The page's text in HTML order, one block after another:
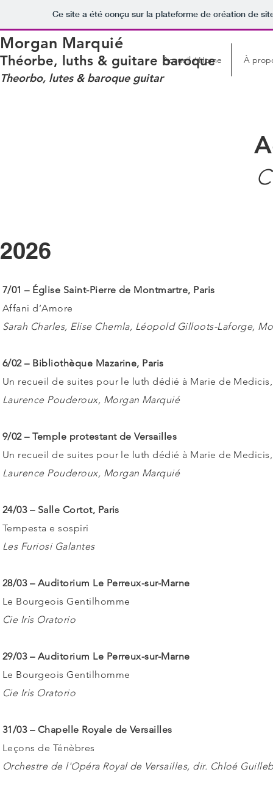
Ce site a été conçu sur la plateforme de création de
Morgan Marquié
Théorbe, luths & guitare baroque
Theorbo, lutes & baroque guitar
Accueil / Home À
2026
7/01 – Église Saint-Pierre de Montmartre, Paris
Affani d’Amore
Sarah Charles, Elise Chemla, Léopold Gilloots-Laforge,
6/02 – Bibliothèque Mazarine, Paris
Un recueil de suites pour le luth dédié à Marie de Medicis,
Laurence Pouderoux, Morgan Marquié
9/02 – Temple protestant de Versailles
Un recueil de suites pour le luth dédié à Marie de Medicis,
Laurence Pouderoux, Morgan Marquié
24/03 – Salle Cortot, Paris
Tempesta e sospiri
Les Furiosi Galantes
28/03 – Auditorium Le Perreux-sur-Marne
Le Bourgeois Gentilhomme
Cie Iris Oratorio
29/03 – Auditorium Le Perreux-sur-Marne
Le Bourgeois Gentilhomme
Cie Iris Oratorio
31/03 – Chapelle Royale de Versailles
Leçons de Ténèbres
Orchestre de l'Opéra Royal de Versailles, dir. Chloé